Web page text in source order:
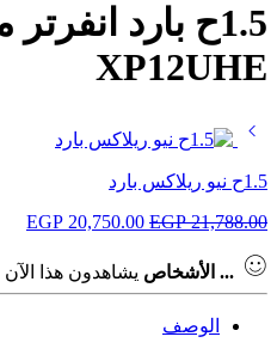
XP12UHE
1.5ح نيو ريلاكس بارد
EGP21,788.00
EGP 20,750.00
... الأشخاص يشاهدون هذا الآن
الوصف